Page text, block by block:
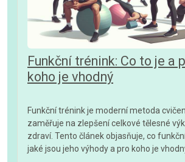
Funkční trénink: Co to je a
koho je vhodný
Funkční trénink je moderní metoda
zaměřuje na zlepšení celkové tělesné
zdraví. Tento článek objasňuje, co
jaké jsou jeho výhody a pro koho je